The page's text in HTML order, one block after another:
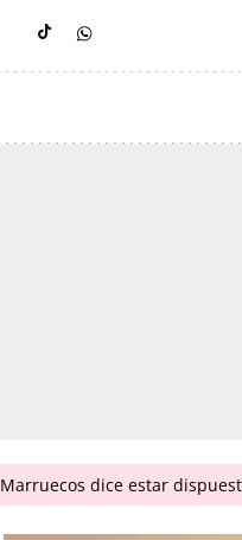
Marruecos dice estar